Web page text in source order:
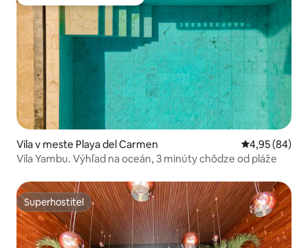
Vila v meste Playa del Carmen Priemerné
4,95 (84)
Vila Yambu. Výhľad na oceán, 3 minúty chôdze od pláže
Superhostiteľ
Superhostiteľ